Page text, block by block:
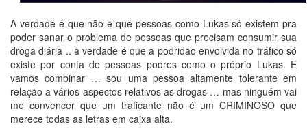
A verdade é que não é que pessoas como Lukas só existem pra
poder sanar o problema de pessoas que precisam consumir sua
droga diária .. a verdade é que a podridão envolvida no tráfico só
existe por conta de pessoas podres como o próprio Lukas. E
vamos combinar … sou uma pessoa altamente tolerante em
relação a vários aspectos relativos as drogas … mas ninguém vai
me convencer que um traficante não é um CRIMINOSO que
merece todas as letras em caixa alta.